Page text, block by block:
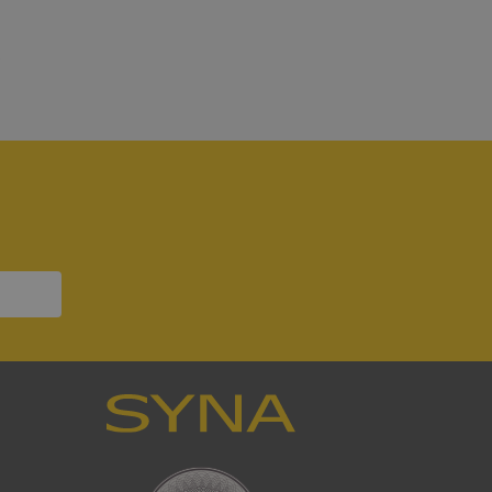
kan inte
MVC-teknik.
publicering
förfalskning
ingen
interaktion med
hedras i
besökte